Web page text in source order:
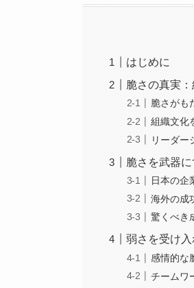
はじめに
脆さの真実
脆さがも
組織文化
リーダー
脆さを武器
日本の企
海外の成
驚くべき
弱さを受け
感情的な
チームワ